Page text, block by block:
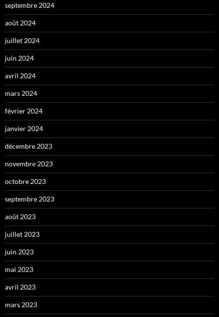
septembre 2024
août 2024
juillet 2024
juin 2024
avril 2024
mars 2024
février 2024
janvier 2024
décembre 2023
novembre 2023
octobre 2023
septembre 2023
août 2023
juillet 2023
juin 2023
mai 2023
avril 2023
mars 2023